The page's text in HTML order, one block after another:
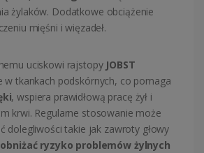
żylaków. Dodatkowe obciążenie
mięśni i więzadeł.
uciskowi rajstopy JOBST
w tkankach podskórnych, co pomaga
, wspiera prawidłową pracę żył i
krwi. Regularne stosowanie może
dolegliwości takie jak zawroty głowy
obniżać ryzyko problemów żylnych